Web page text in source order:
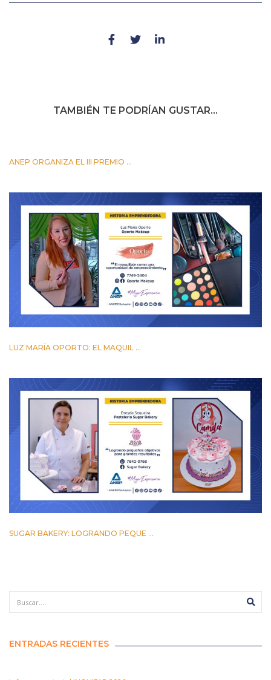
TAMBIÉN TE PODRÍAN GUSTAR...
ANEP ORGANIZA EL III PREMIO ...
LUZ MARÍA OPORTO: EL MAQUIL ...
SUGAR BAKERY: LOGRANDO PEQUE ...
ENTRADAS RECIENTES